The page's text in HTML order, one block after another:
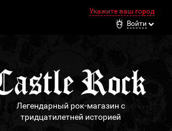
Укажите ваш город
Войти
Легендарный рок-магазин с
тридцатилетней историей